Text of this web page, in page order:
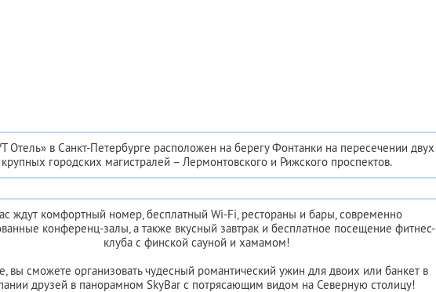
Отель» в Санкт-Петербурге расположен на берегу Фонтанки на пересечении двух
крупных городских магистралей – Лермонтовского и Рижского проспектов.
ждут комфортный номер, бесплатный Wi-Fi, рестораны и бары, современно
конференц-залы, а также вкусный завтрак и бесплатное посещение фитнес-
клуба с финской сауной и хамамом!
вы сможете организовать чудесный романтический ужин для двоих или банкет в
друзей в панорамном SkyBаr с потрясающим видом на Северную столицу!